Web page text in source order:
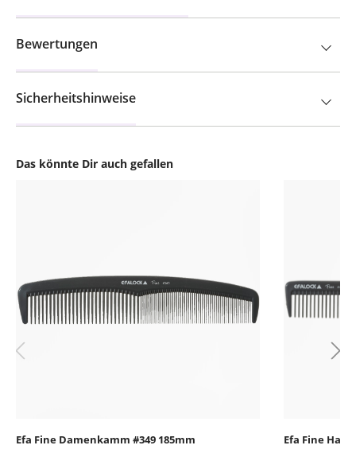
Das könnte Dir auch gefallen
Efa Fine Damenkamm #349 185mm Efa Fine
Bewertungen
Sicherheitshinweise